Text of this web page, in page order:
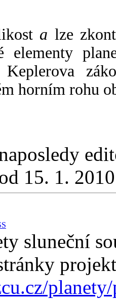
a lze
elementy
horním rohu
15. 1.
sluneční